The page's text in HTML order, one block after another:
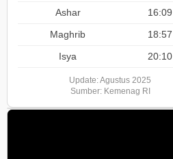
Ashar
16:09
Maghrib
18:57
Isya
20:10
Update: Agustus 2025
Sumber: Kemenag RI